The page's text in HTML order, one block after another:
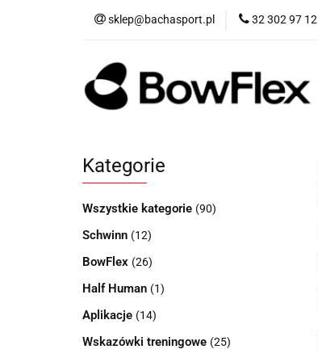
sklep@bachasport.pl 32 302 97 12
Produkty
Kategorie
Wszystkie kategorie (90)
Schwinn (12)
BowFlex (26)
Half Human (1)
Aplikacje (14)
Wskazówki treningowe (25)